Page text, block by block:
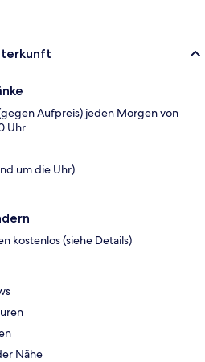
Aufpreis) jeden Morgen von
Uhr
um die Uhr)
kostenlos (siehe Details)
Nähe